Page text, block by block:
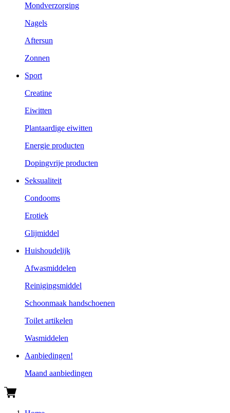
Mondverzorging
Nagels
Aftersun
Zonnen
Sport
Creatine
Eiwitten
Plantaardige eiwitten
Energie producten
Dopingvrije producten
Seksualiteit
Condooms
Erotiek
Glijmiddel
Huishoudelijk
Afwasmiddelen
Reinigingsmiddel
Schoonmaak handschoenen
Toilet artikelen
Wasmiddelen
Aanbiedingen!
Maand aanbiedingen